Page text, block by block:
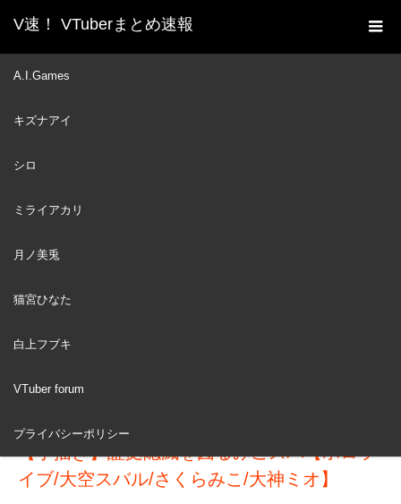
V速！ VTuberまとめ速報
A.I.Games
キズナアイ
シロ
ミライアカリ
月ノ美兎
猫宮ひなた
白上フブキ
VTuber forum
プライバシーポリシー
ホーム
新着動画一覧
26
【手描き】証拠隠滅を図るみこスバ【ホロラ
イブ/大空スバル/さくらみこ/大神ミオ】